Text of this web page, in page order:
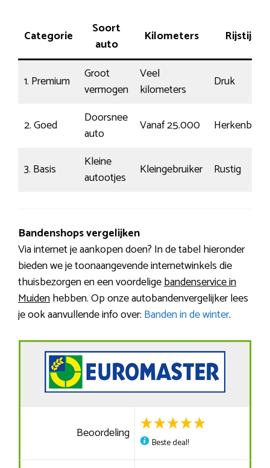
Categorie
Soort
auto
Kilometers Rijstijl
1. Premium
Groot
vermogen
Veel
kilometers
Druk
2. Goed
Doorsnee
auto
Vanaf 25.000 Herkenbaar
3. Basis
Kleine
autootjes
Kleingebruiker Rustig
Bandenshops vergelijken
Via internet je aankopen doen? In de tabel hieronder
bieden we je toonaangevende internetwinkels die
thuisbezorgen en een voordeligebandenservice in
Muidenhebben. Op onze autobandenvergelijker lees
je ook aanvullende info over: Banden in de winter.
Beoordeling
Beste deal!